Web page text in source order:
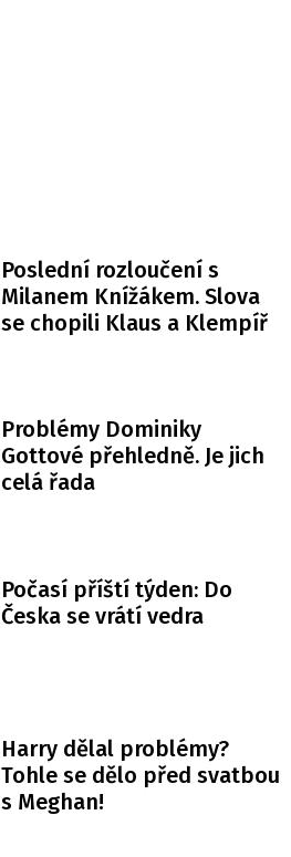
Poslední rozloučení s
Milanem Knížákem. Slova
se chopili Klaus a Klempíř
Problémy Dominiky
Gottové přehledně. Je jich
celá řada
Počasí příští týden: Do
Česka se vrátí vedra
Harry dělal problémy?
Tohle se dělo před svatbou
s Meghan!